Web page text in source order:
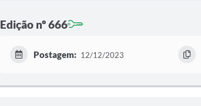
Edição nº 666
Postagem: 12/12/2023